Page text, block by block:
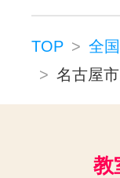
守山駅(
りんく
塩釜口
八田駅
植田駅
TOP 全
名古屋
教